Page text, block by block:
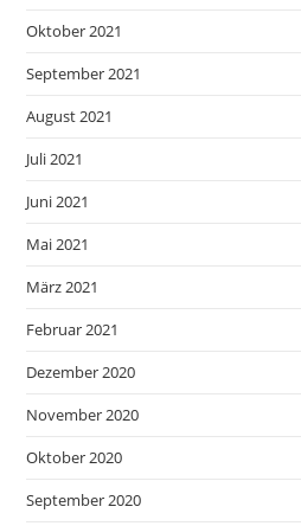
Oktober 2021
September 2021
August 2021
Juli 2021
Juni 2021
Mai 2021
März 2021
Februar 2021
Dezember 2020
November 2020
Oktober 2020
September 2020